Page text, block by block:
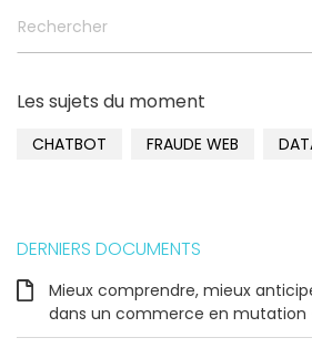
Les sujets du moment
CHATBOT FRAUDE WEB
DERNIERS DOCUMENTS
Mieux comprendre, mieux
dans un commerce en mutation